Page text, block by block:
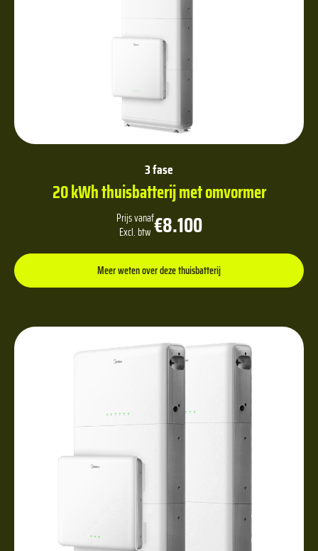
3 fase
20 kWh thuisbatterij met omvormer
Prijs vanaf
Excl. btw€8.100
Meer weten over deze thuisbatterij